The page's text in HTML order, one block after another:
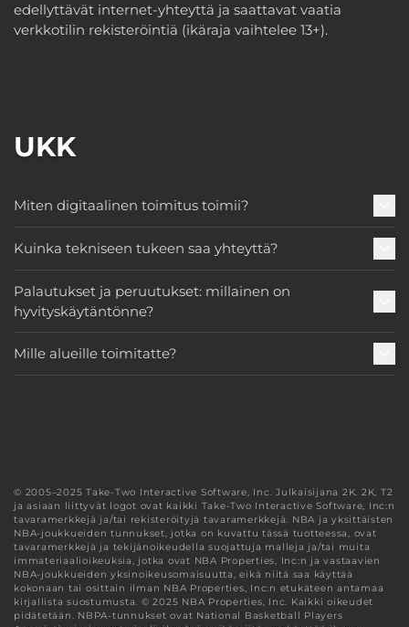
edellyttävät internet-yhteyttä ja saattavat vaatia
verkkotilin rekisteröintiä (ikäraja vaihtelee 13+).
UKK
Miten digitaalinen toimitus toimii?
Kuinka tekniseen tukeen saa yhteyttä?
Palautukset ja peruutukset: millainen on
hyvityskäytäntönne?
Mille alueille toimitatte?
© 2005–2025 Take-Two Interactive Software, Inc. Julkaisijana 2K. 2K, T2
ja asiaan liittyvät logot ovat kaikki Take-Two Interactive Software, Inc:n
tavaramerkkejä ja/tai rekisteröityjä tavaramerkkejä. NBA ja yksittäisten
NBA-joukkueiden tunnukset, jotka on kuvattu tässä tuotteessa, ovat
tavaramerkkejä ja tekijänoikeudella suojattuja malleja ja/tai muita
immateriaalioikeuksia, jotka ovat NBA Properties, Inc:n ja vastaavien
NBA-joukkueiden yksinoikeusomaisuutta, eikä niitä saa käyttää
kokonaan tai osittain ilman NBA Properties, Inc:n etukäteen antamaa
kirjallista suostumusta. © 2025 NBA Properties, Inc. Kaikki oikeudet
pidätetään. NBPA-tunnukset ovat National Basketball Players